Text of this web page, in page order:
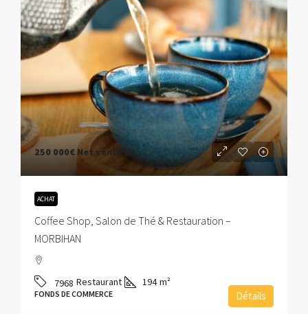
250 000€Net vendeur
ACHAT
Coffee Shop, Salon de Thé & Restauration –
MORBIHAN
7968 Restaurant 194 m²
FONDS DE COMMERCE Détails